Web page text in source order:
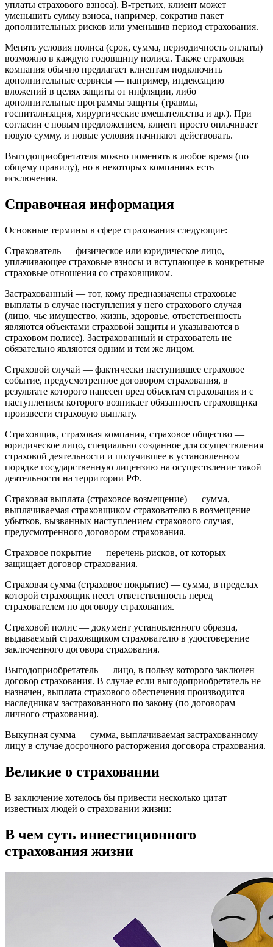
уплаты страхового взноса). В-третьих, клиент может
уменьшить сумму взноса, например, сократив пакет
дополнительных рисков или уменьшив период страхования.
Менять условия полиса (срок, сумма, периодичность оплаты)
возможно в каждую годовщину полиса. Также страховая
компания обычно предлагает клиентам подключить
дополнительные сервисы — например, индексацию
вложений в целях защиты от инфляции, либо
дополнительные программы защиты (травмы,
госпитализация, хирургические вмешательства и др.). При
согласии с новым предложением, клиент просто оплачивает
новую сумму, и новые условия начинают действовать.
Выгодоприобретателя можно поменять в любое время (по
общему правилу), но в некоторых компаниях есть
исключения.
Справочная информация
Основные термины в сфере страхования следующие:
Страхователь — физическое или юридическое лицо,
уплачивающее страховые взносы и вступающее в конкретные
страховые отношения со страховщиком.
Застрахованный — тот, кому предназначены страховые
выплаты в случае наступления у него страхового случая
(лицо, чье имущество, жизнь, здоровье, ответственность
являются объектами страховой защиты и указываются в
страховом полисе). Застрахованный и страхователь не
обязательно являются одним и тем же лицом.
Страховой случай — фактически наступившее страховое
событие, предусмотренное договором страхования, в
результате которого нанесен вред объектам страхования и с
наступлением которого возникает обязанность страховщика
произвести страховую выплату.
Страховщик, страховая компания, страховое общество —
юридическое лицо, специально созданное для осуществления
страховой деятельности и получившее в установленном
порядке государственную лицензию на осуществление такой
деятельности на территории РФ.
Страховая выплата (страховое возмещение) — сумма,
выплачиваемая страховщиком страхователю в возмещение
убытков, вызванных наступлением страхового случая,
предусмотренного договором страхования.
Страховое покрытие — перечень рисков, от которых
защищает договор страхования.
Страховая сумма (страховое покрытие) — сумма, в пределах
которой страховщик несет ответственность перед
страхователем по договору страхования.
Страховой полис — документ установленного образца,
выдаваемый страховщиком страхователю в удостоверение
заключенного договора страхования.
Выгодоприобретатель — лицо, в пользу которого заключен
договор страхования. В случае если выгодоприобретатель не
назначен, выплата страхового обеспечения производится
наследникам застрахованного по закону (по договорам
личного страхования).
Выкупная сумма — сумма, выплачиваемая застрахованному
лицу в случае досрочного расторжения договора страхования.
Великие о страховании
В заключение хотелось бы привести несколько цитат
известных людей о страховании жизни:
В чем суть инвестиционного
страхования жизни